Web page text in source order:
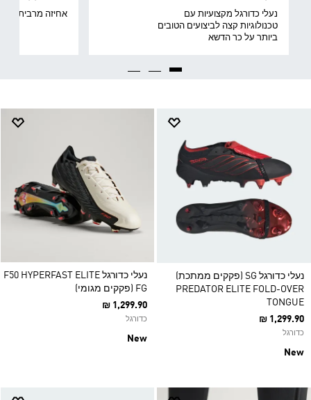
נעלי כדורגל מקצועיות עם
טכנולוגיות קצה לביצועים הטובים
ביותר על כר הדשא
אחיזה מרבית
נעלי כדורגל SG (פקקים ממתכת)
PREDATOR ELITE FOLD-OVER
TONGUE
₪ 1,299.90
כדורגל
New
נעלי כדורגל F50 HYPERFAST ELITE
FG (פקקים מגומי)
₪ 1,299.90
כדורגל
New